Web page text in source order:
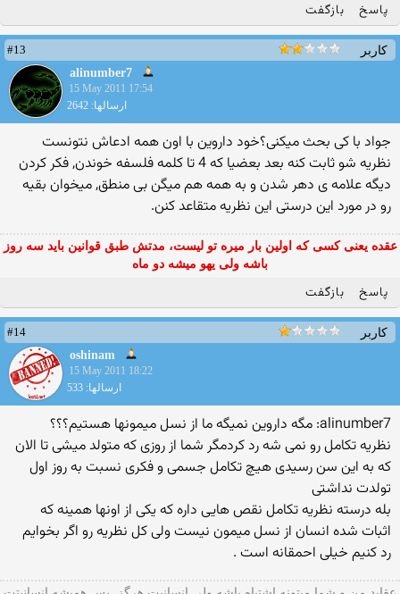
پاسخ بازگفت
کاربر
#13
alinumber7
15 May 2011 17:54
ارسالها: 2642
جواد با كی بحث میكنی؟خود داروین با اون همه ادعاش نتونست
نظریه شو ثابت كنه بعد بعضیا كه 4 تا كلمه فلسفه خوندن, فكر كردن
دیگه علامه ی دهر شدن و به همه هم میگن بی منطق, میخوان بقیه
رو در مورد این درستی این نظریه متقاعد كنن.
عقده یعنی کسی که اولین بار میره تو لیست، مدتش طبق قوانین باید سه روز
باشه ولی یهو میشه دو ماه
پاسخ بازگفت
کاربر
#14
oshinam
15 May 2011 18:22
ارسالها: 533
alinumber7: مگه داروین نمیگه ما از نسل میمونها هستیم؟؟؟
نظریه تكامل رو نمی شه رد كردمگر شما از روزی كه متولد میشی تا الان
كه به این سن رسیدی هیچ تكامل جسمی و فكری نسبت به روز اول
تولدت نداشتی
بله درسته نظریه تكامل نقص هایی داره كه یكی از اونها همینه كه
اثبات شده انسان از نسل میمون نیست ولی كل نظریه رو اگر بخوایم
رد كنیم خیلی احمقانه است .